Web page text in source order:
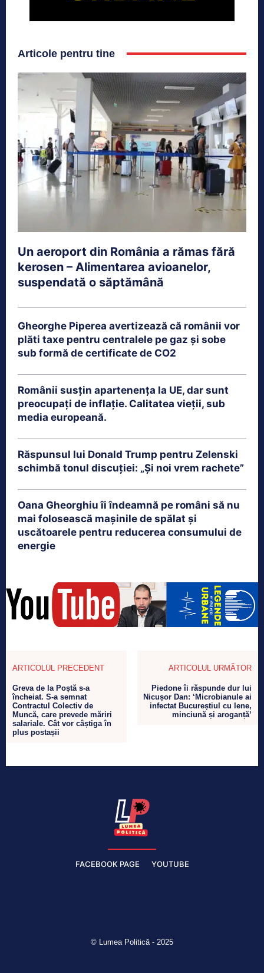
Articole pentru tine
Un aeroport din România a rămas fără
kerosen – Alimentarea avioanelor,
suspendată o săptămână
Gheorghe Piperea avertizează că românii vor
plăti taxe pentru centralele pe gaz și sobe
sub formă de certificate de CO2
Românii susțin apartenența la UE, dar sunt
preocupați de inflație. Calitatea vieții, sub
media europeană.
Răspunsul lui Donald Trump pentru Zelenski
schimbă tonul discuției: „Și noi vrem rachete”
Oana Gheorghiu îi îndeamnă pe români să nu
mai folosească mașinile de spălat și
uscătoarele pentru reducerea consumului de
energie
ARTICOLUL PRECEDENT
Greva de la Poștă s-a
încheiat. S-a semnat
Contractul Colectiv de
Muncă, care prevede măriri
salariale. Cât vor câștiga în
plus postașii
ARTICOLUL URMĂTOR
Piedone îi răspunde dur lui
Nicușor Dan: ‘Microbianule ai
infectat Bucureștiul cu lene,
minciună și aroganță’
FACEBOOK PAGE YOUTUBE
© Lumea Politică - 2025